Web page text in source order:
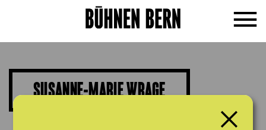
SUSANNE-MARIE WRAGE